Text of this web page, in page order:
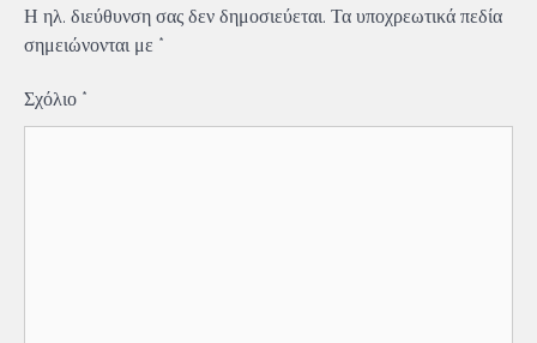
Η ηλ. διεύθυνση σας δεν δημοσιεύεται. Τα υποχρεωτικά πεδία
σημειώνονται με *
Σχόλιο *